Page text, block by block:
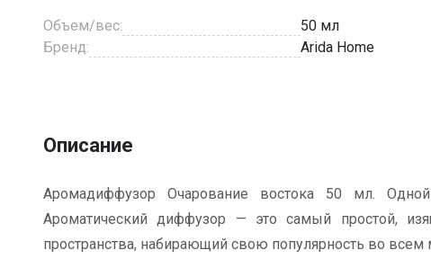
Объем/вес:
50 мл
Бренд:
Arida Home
Описание
Аромадиффузор Очарование востока 50 мл.
Ароматический диффузор — это самый простой,
пространства, набирающий свою популярность во всем